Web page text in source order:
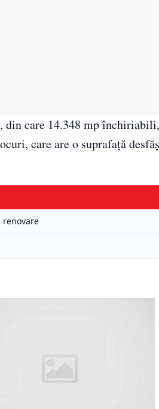
care 14.348 mp
care are o suprafaţă
renovare